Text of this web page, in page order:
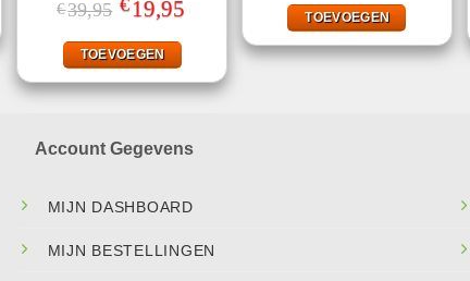
Gewaardeerd
5.00uit 5
€39,95 Oorspronkelijke
prijs
€39,95.
19,95prijs
TOEVOEGEN
€9,99. €1,00.
TOEVOEGEN
Account Gegevens
MIJN DASHBOARD
MIJN BESTELLINGEN